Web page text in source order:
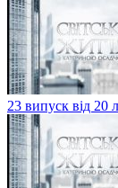
23 випуск від 20